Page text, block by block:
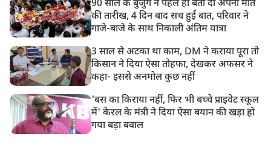
90 साल के बुजुर्ग ने पहले ही बता दी अपनी मौत
की तारीख, 4 दिन बाद सच हुई बात, परिवार ने
गाजे-बाजे के साथ निकाली अंतिम यात्रा
3 साल से अटका था काम, DM ने कराया पूरा तो
किसान ने दिया ऐसा तोहफा, देखकर अफसर ने
कहा- इससे अनमोल कुछ नहीं
'बस का किराया नहीं, फिर भी बच्चे प्राइवेट स्कूल
में' केरल के मंत्री ने दिया ऐसा बयान की खड़ा हो
गया बड़ा बवाल